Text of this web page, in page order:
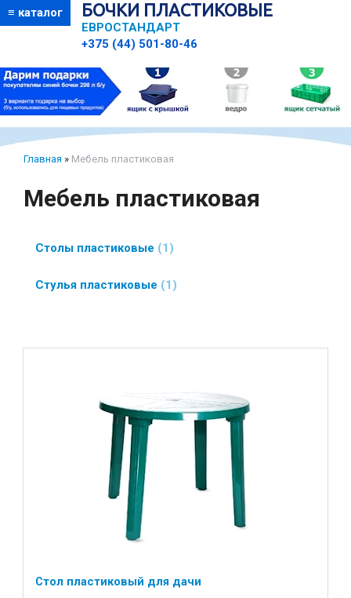
≡ каталог БОЧКИ ПЛАСТИКОВЫЕ
ЕВРОСТАНДАРТ
+375 (44) 501-80-46
Главная » Мебель пластиковая
Мебель пластиковая
Столы пластиковые 1
Стулья пластиковые 1
Стол пластиковый для дачи